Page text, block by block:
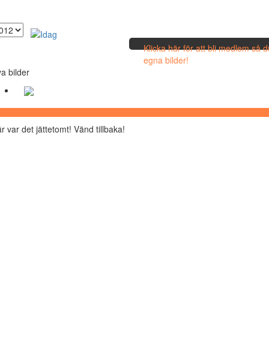
Klicka här för att bli medlem så
egna bilder!
bilder
var det jättetomt! Vänd tillbaka!